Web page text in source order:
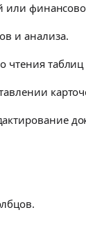
или
и анализа.
чтения